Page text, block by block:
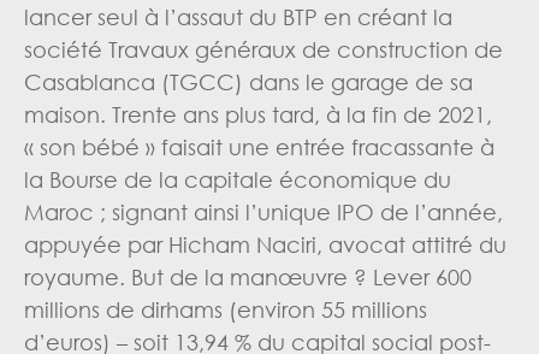
lancer seul à l’assaut du BTP en créant la
société Travaux généraux de construction de
Casablanca (TGCC) dans le garage de sa
maison. Trente ans plus tard, à la fin de 2021,
« son bébé » faisait une entrée fracassante à
la Bourse de la capitale économique du
Maroc ; signant ainsi l’unique IPO de l’année,
appuyée par Hicham Naciri, avocat attitré du
royaume. But de la manœuvre ? Lever 600
millions de dirhams (environ 55 millions
d’euros) – soit 13,94 % du capital social post-